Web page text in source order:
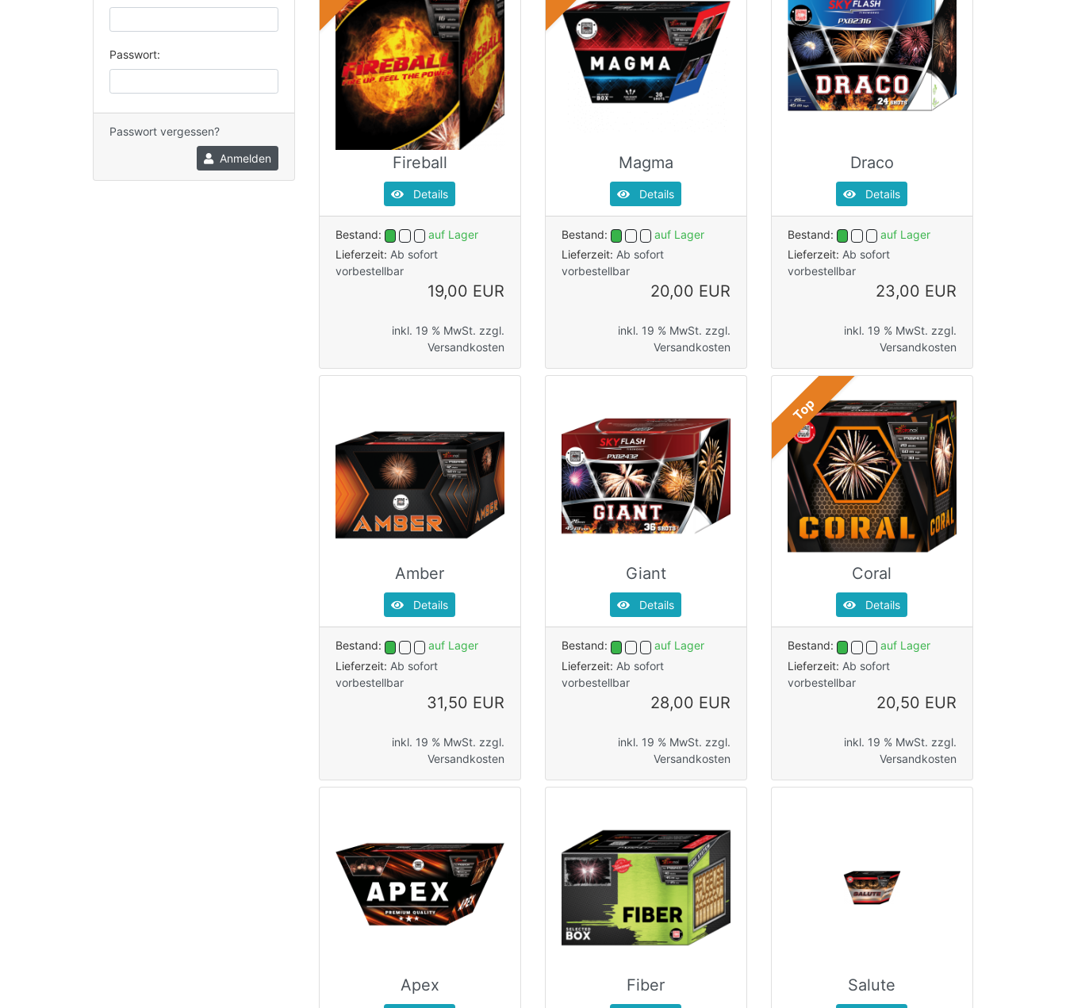
Passwort:
Passwort vergessen?
Anmelden
Fireball
Details
Bestand:
auf Lager
Lieferzeit: Ab sofort
vorbestellbar
19,00 EUR
inkl. 19 % MwSt. zzgl.
Versandkosten
Magma
Details
Bestand:
auf Lager
Lieferzeit: Ab sofort
vorbestellbar
20,00 EUR
inkl. 19 % MwSt. zzgl.
Versandkosten
Draco
Details
Bestand:
auf Lager
Lieferzeit: Ab sofort
vorbestellbar
23,00 EUR
inkl. 19 % MwSt. zzgl.
Versandkosten
Amber
Details
Bestand:
auf Lager
Lieferzeit: Ab sofort
vorbestellbar
31,50 EUR
inkl. 19 % MwSt. zzgl.
Versandkosten
Giant
Details
Bestand:
auf Lager
Lieferzeit: Ab sofort
vorbestellbar
28,00 EUR
inkl. 19 % MwSt. zzgl.
Versandkosten
Top
Coral
Details
Bestand:
auf Lager
Lieferzeit: Ab sofort
vorbestellbar
20,50 EUR
inkl. 19 % MwSt. zzgl.
Versandkosten
Apex Fiber Salute